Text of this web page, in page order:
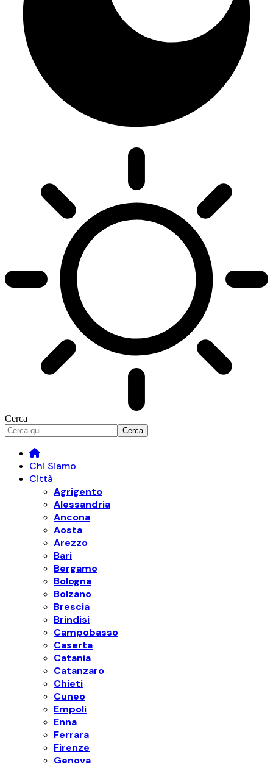
Cerca
Chi Siamo
Città
Agrigento
Alessandria
Ancona
Aosta
Arezzo
Bari
Bergamo
Bologna
Bolzano
Brescia
Brindisi
Campobasso
Caserta
Catania
Catanzaro
Chieti
Cuneo
Empoli
Enna
Ferrara
Firenze
Genova